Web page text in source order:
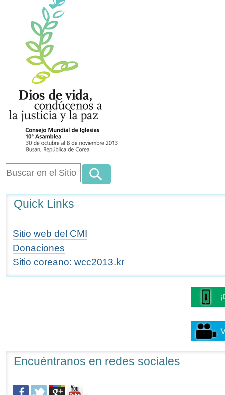
Quick Links
Sitio web del CMI
Donaciones
Sitio coreano: wcc2013.kr
Encuéntranos en redes sociales